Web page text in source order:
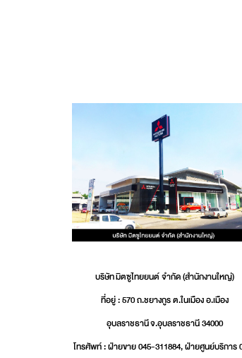
บริษัท มิตซูไทยยนต์ จำกัด (สำนักงานใหญ่)
ที่อยู่ : 570 ถ.ชยางกูร ต.ในเมือง อ.เมือง
อุบลราชธานี จ.อุบลราชธานี 34000
โทรศัพท์ : ฝ่ายขาย 045-311884, ฝ่ายศูนย์บริการ